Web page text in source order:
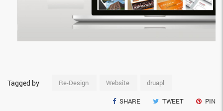
Tagged by Re-Design Website druapl
SHARE TWEET PIN